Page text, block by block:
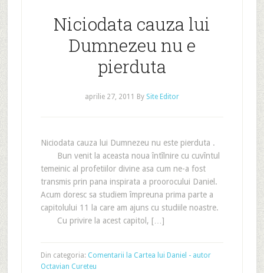
Niciodata cauza lui
Dumnezeu nu e
pierduta
aprilie 27, 2011 By Site Editor
Niciodata cauza lui Dumnezeu nu este pierduta .
Bun venit la aceasta noua întîlnire cu cuvîntul
temeinic al profetiilor divine asa cum ne-a fost
transmis prin pana inspirata a proorocului Daniel.
Acum doresc sa studiem împreuna prima parte a
capitolului 11 la care am ajuns cu studiile noastre.
Cu privire la acest capitol, […]
Din categoria: Comentarii la Cartea lui Daniel - autor
Octavian Cureteu